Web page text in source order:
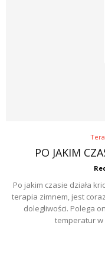
PO JAKIM
Po jakim czasie działa
terapia zimnem, jest
dolegliwości. Polega
temperatur w